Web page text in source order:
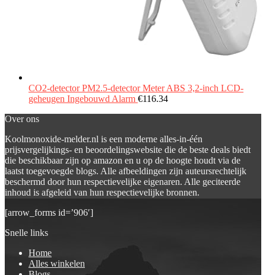
CO2-detector PM2.5-detector Meter ABS 3,2-inch LCD-
geheugen Ingebouwd Alarm €116.34
Over ons
Koolmonoxide-melder.nl is een moderne alles-in-één
prijsvergelijkings- en beoordelingswebsite die de beste deals biedt
die beschikbaar zijn op amazon en u op de hoogte houdt via de
laatst toegevoegde blogs. Alle afbeeldingen zijn auteursrechtelijk
beschermd door hun respectievelijke eigenaren. Alle geciteerde
inhoud is afgeleid van hun respectievelijke bronnen.
[arrow_forms id=’906′]
Snelle links
Home
Alles winkelen